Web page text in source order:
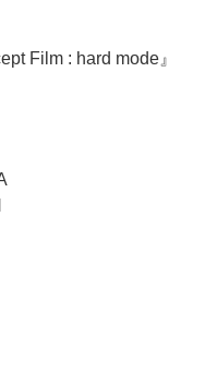
Film : hard mode』